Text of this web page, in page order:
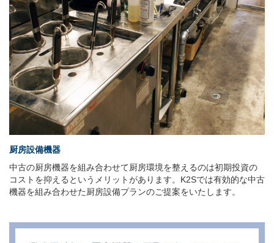
厨房設備機器
中古の厨房機器を組み合わせて厨房環境を整えるのは初期投資の
コストを抑えるというメリットがあります。K2Sでは有効的な中古
機器を組み合わせた厨房設備プランのご提案をいたします。